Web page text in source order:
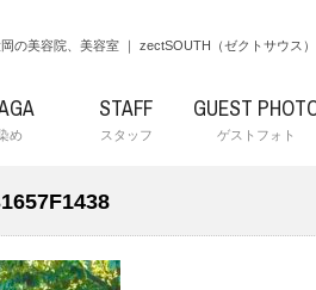
の美容院、美容室 ｜ zectSOUTH（ゼクトサウス
め
STAFF
スタッフ
GUEST
ゲストフォト